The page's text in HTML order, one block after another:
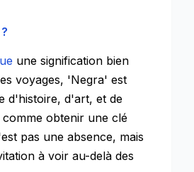
une signification bien
voyages, 'Negra' est
d'histoire, d'art, et de
obtenir une clé
pas une absence, mais
à voir au-delà des